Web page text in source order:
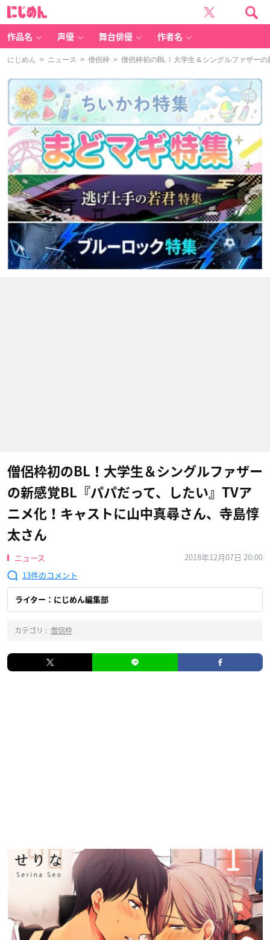
作品名 声優 舞台俳優 作者名
にじめん > ニュース > 僧侶枠 > 僧侶枠初のBL！大学生＆シングルファザー
僧侶枠初のBL！大学生＆シングルファザー
の新感覚BL『パパだって、したい』TVア
ニメ化！キャストに山中真尋さん、寺島惇
太さん
ニュース
2018年12月07日 20:00
13
ライター：にじめん編集部
カテゴリ : 僧侶枠